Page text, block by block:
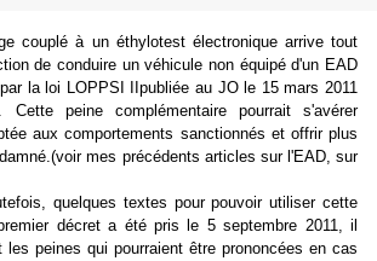
couplé à un éthylotest électronique arrive tout
de conduire un véhicule non équipé d'un EAD
la loi LOPPSI IIpubliée au JO le 15 mars 2011
peine complémentaire pourrait s'avérer
aux comportements sanctionnés et offrir plus
mes précédents articles sur l'EAD, sur
quelques textes pour pouvoir utiliser cette
décret a été pris le 5 septembre 2011, il
les peines qui pourraient être prononcées en cas